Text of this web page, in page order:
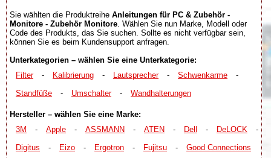
Sie wählten die Produktreihe Anleitungen für PC & Zubehör -
Monitore - Zubehör Monitore . Wählen Sie nun Marke, Modell oder
Code des Produkts, das Sie suchen. Sollte es nicht verfügbar sein,
können Sie es beim Kundensupport anfragen.
Unterkategorien – wählen Sie eine Unterkategorie:
Filter
- Kalibrierung - Lautsprecher - Schwenkarme
-
Standfüße
- Umschalter - Wandhalterungen
Hersteller – wählen Sie eine Marke:
3M
- Apple - ASSMANN - ATEN - Dell - DeLOCK
-
Digitus
- Eizo - Ergotron - Fujitsu -
Good Connections